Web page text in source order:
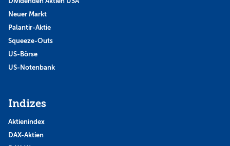
Neuer Markt
Palantir-Aktie
Squeeze-Outs
US-Börse
US-Notenbank
Indizes
Aktienindex
DAX-Aktien